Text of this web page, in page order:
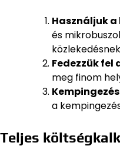
Használjuk
és
Fedezzük fel
meg finom
Kempingezés
a
Teljes